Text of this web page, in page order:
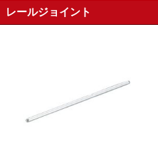
レールジョイント